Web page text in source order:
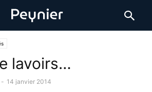
lavoirs…
- 14 janvier 2014